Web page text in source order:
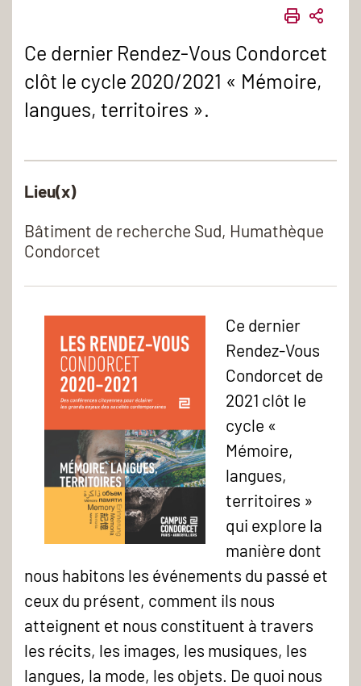
Ce dernier Rendez-Vous Condorcet
clôt le cycle 2020/2021 « Mémoire,
langues, territoires ».
Lieu(x)
Bâtiment de recherche Sud, Humathèque
Condorcet
des
Rendez-
Vous
Condorcet
Ce dernier
Rendez-Vous
Condorcet de
2021 clôt le
cycle «
Mémoire,
langues,
territoires »
qui explore la
manière dont
nous habitons les événements du passé et
ceux du présent, comment ils nous
atteignent et nous constituent à travers
les récits, les images, les musiques, les
langues, la mode, les objets. De quoi nous